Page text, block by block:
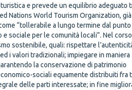
e prevede un equilibrio adeguato
Nations World Tourism Organization, già
“tollerabile a lungo termine dal punto
sociale per le comunità locali”. Nel corso
sostenibile, quali: rispettare
i valori tradizionali; impiegare in maniera
la conservazione di patrimonio
sociali equamente distribuiti fra
delle parti interessate; in fine